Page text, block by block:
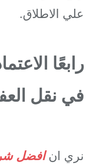
علي الاطلاق.
رابعًا
في نقل
نري انافضل